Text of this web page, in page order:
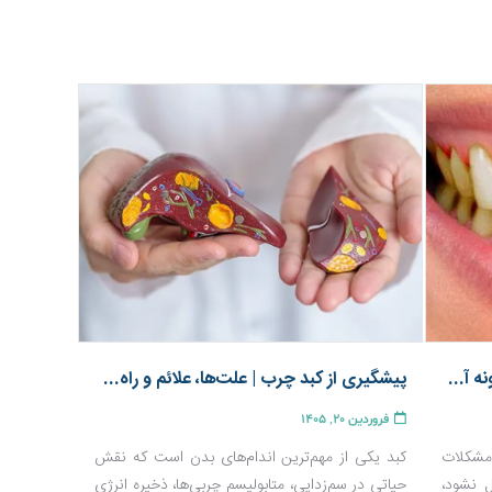
علت ایجاد پلاک دندانی چیست و چگونه آن را کنترل کنیم؟
نشود،
پیشگیری از کبد چرب | علت‌ها، علائم و راه‌های درمان
فروردین 20, 1405
کبد یکی از مهم‌ترین اندام‌های بدن است که نقش
حیاتی در سم‌زدایی، متابولیسم چربی‌ها، ذخیره انرژی